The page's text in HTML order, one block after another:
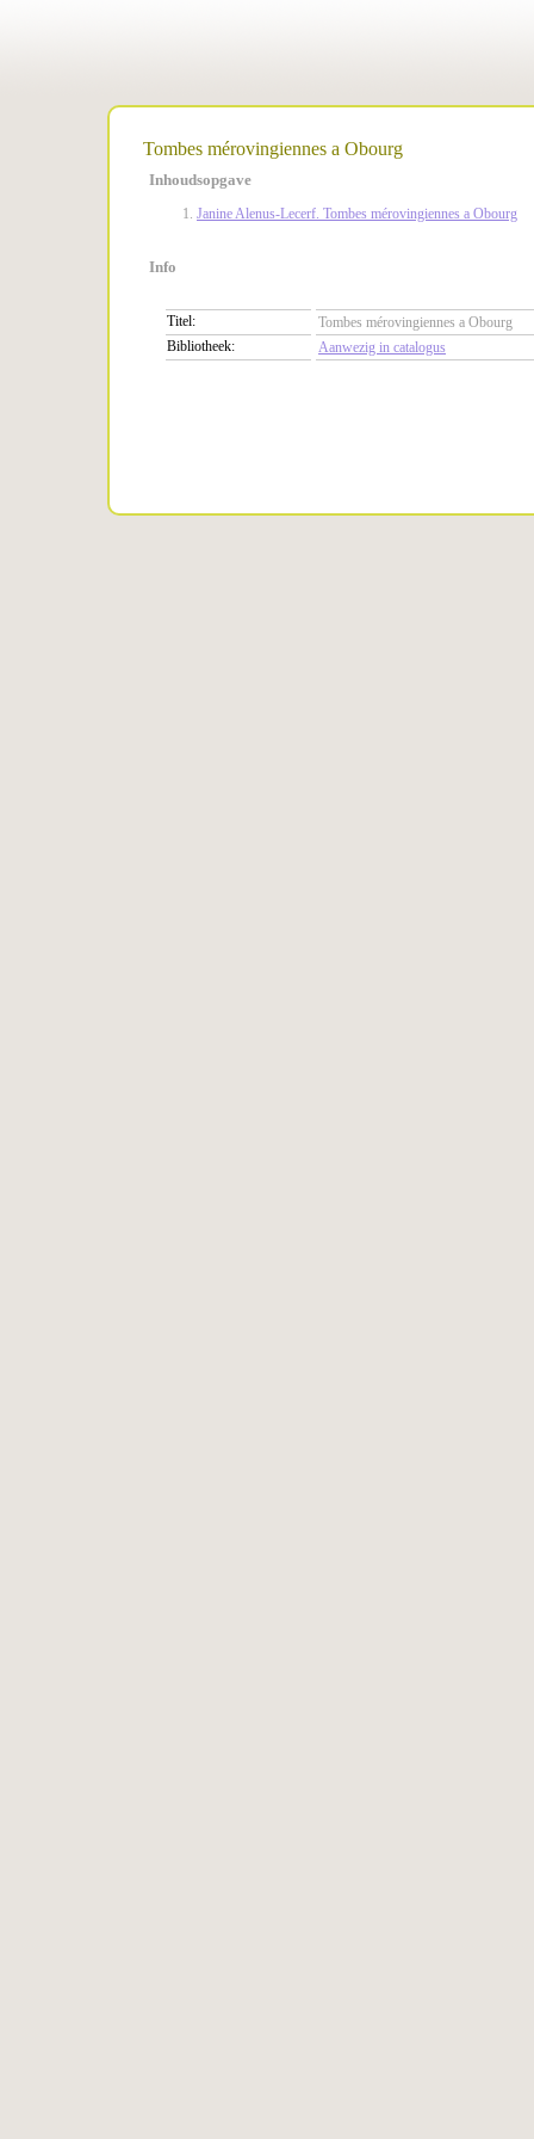
Tombes mérovingiennes a Obourg
Inhoudsopgave
Janine Alenus-Lecerf. Tombes mérovingiennes a Obourg
Info
Titel:
Tombes mérovingiennes a Obourg
Bibliotheek:
Aanwezig in catalogus